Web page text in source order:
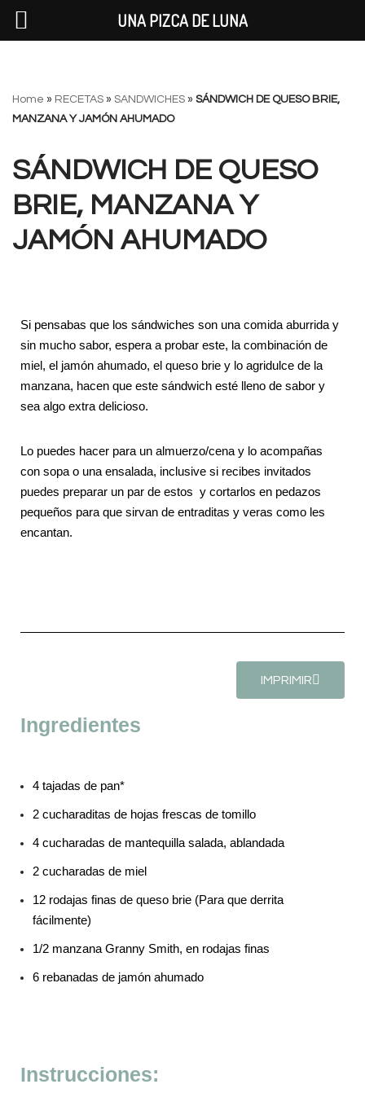
al
contenido
Home » RECETAS » SANDWICHES » SÁNDWICH DE QUESO BRIE,
MANZANA Y JAMÓN AHUMADO
SÁNDWICH DE QUESO
BRIE, MANZANA Y
JAMÓN AHUMADO
Si pensabas que los sándwiches son una comida aburrida y
sin mucho sabor, espera a probar este, la combinación de
miel, el jamón ahumado, el queso brie y lo agridulce de la
manzana, hacen que este sándwich esté lleno de sabor y
sea algo extra delicioso.
Lo puedes hacer para un almuerzo/cena y lo acompañas
con sopa o una ensalada, inclusive si recibes invitados
puedes preparar un par de estos y cortarlos en pedazos
pequeños para que sirvan de entraditas y veras como les
encantan.
IMPRIMIR
Ingredientes
4 tajadas de pan*
2 cucharaditas de hojas frescas de tomillo
4 cucharadas de mantequilla salada, ablandada
2 cucharadas de miel
12 rodajas finas de queso brie (Para que derrita
fácilmente)
1/2 manzana Granny Smith, en rodajas finas
6 rebanadas de jamón ahumado
Instrucciones:
UNA PIZCA DE LUNA